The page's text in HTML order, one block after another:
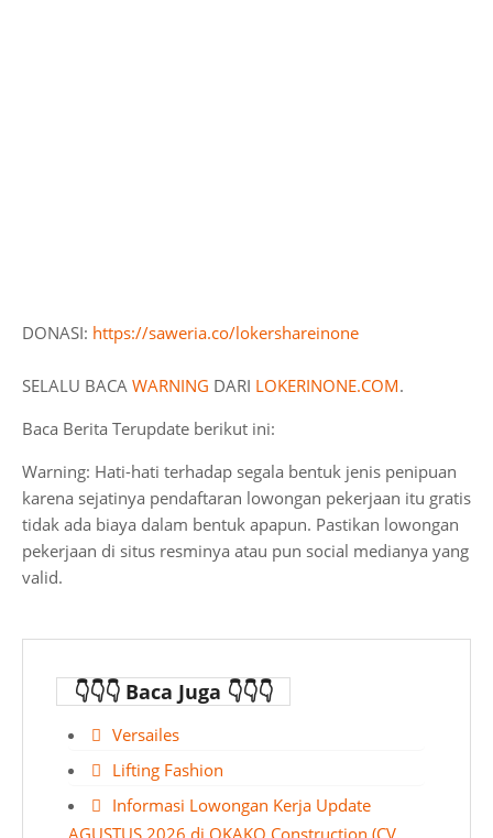
DONASI: https://saweria.co/lokershareinone
SELALU BACA WARNING DARI LOKERINONE.COM.
Baca Berita Terupdate berikut ini:
Warning: Hati-hati terhadap segala bentuk jenis penipuan
karena sejatinya pendaftaran lowongan pekerjaan itu gratis
tidak ada biaya dalam bentuk apapun. Pastikan lowongan
pekerjaan di situs resminya atau pun social medianya yang
valid.
👇👇👇 Baca Juga 👇👇👇
Versailes
Lifting Fashion
Informasi Lowongan Kerja Update
AGUSTUS 2026 di OKAKO Construction (CV.